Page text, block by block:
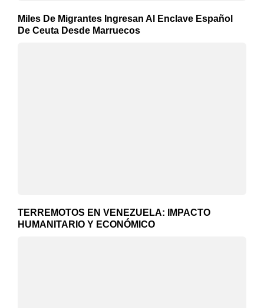
Miles De Migrantes Ingresan Al Enclave Español
De Ceuta Desde Marruecos
TERREMOTOS EN VENEZUELA: IMPACTO
HUMANITARIO Y ECONÓMICO